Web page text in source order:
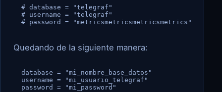
  # database = "telegraf"
  # username = "telegraf"
  # password = "metricsmetricsmetricsmetrics"
Quedando de la siguiente manera:
  database = "mi_nombre_base_datos"
  username = "mi_usuario_telegraf"
  password = "mi_password"